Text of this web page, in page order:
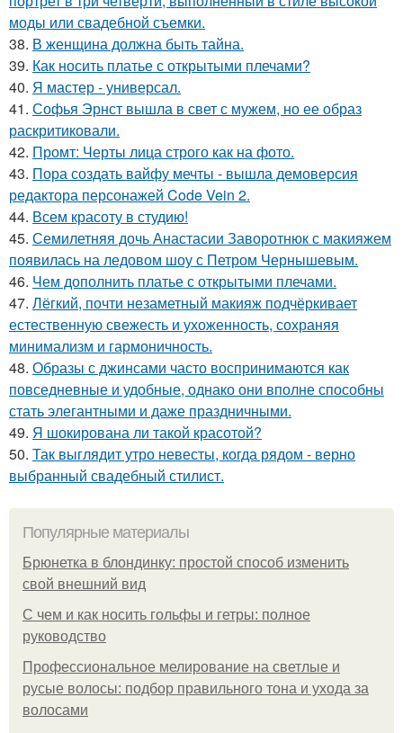
моды или свадебной съемки.
38. В женщина должна быть тайна.
39. Как носить платье с открытыми плечами?
40. Я мастер - универсал.
41. Софья Эрнст вышла в свет с мужем, но ее образ
раскритиковали.
42. Промт: Черты лица строго как на фото.
43. Пора создать вайфу мечты - вышла демоверсия
редактора персонажей Code Vein 2.
44. Всем красоту в студию!
45. Семилетняя дочь Анастасии Заворотнюк с макияжем
появилась на ледовом шоу с Петром Чернышевым.
46. Чем дополнить платье с открытыми плечами.
47. Лёгкий, почти незаметный макияж подчёркивает
естественную свежесть и ухоженность, сохраняя
минимализм и гармоничность.
48. Образы с джинсами часто воспринимаются как
повседневные и удобные, однако они вполне способны
стать элегантными и даже праздничными.
49. Я шокирована ли такой красотой?
50. Так выглядит утро невесты, когда рядом - верно
выбранный свадебный стилист.
Популярные материалы
Брюнетка в блондинку: простой способ изменить
свой внешний вид
С чем и как носить гольфы и гетры: полное
руководство
Профессиональное мелирование на светлые и
русые волосы: подбор правильного тона и ухода за
волосами